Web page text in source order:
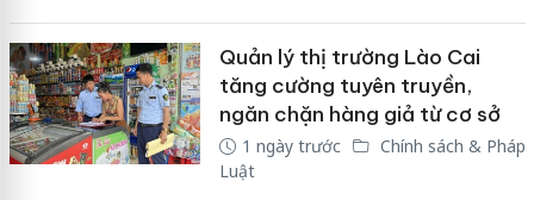
Quản lý thị trường Lào Cai
tăng cường tuyên truyền,
ngăn chặn hàng giả từ cơ sở
1 ngày trước
Chính sách & Pháp
Luật